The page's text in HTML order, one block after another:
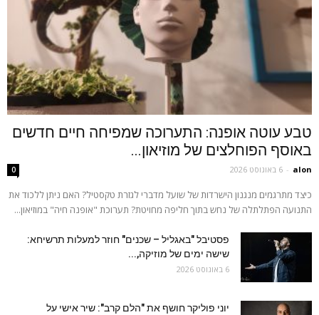
טבע עוטה אופנה: התערוכה שמפיחה חיים חדשים
באוסף הפוחלצים של מוזיאון...
alon
- 6 באוגוסט 2026 0
כיצד מתרגמים מנגנון הישרדות של שועל מדברי לגזרת טקסטיל? האם ניתן ללכוד את
התנועה הפתלתלה של נחש בתוך חליפה מחויטת? תערוכת "אופנה חיה" במוזיאון...
פסטיבל "באגליל – שכנים" חוזר למעלות תרשיחא:
שישה ימים של מוזיקה,...
6 באוגוסט 2026
יוני פוליקר חושף את "הלם קרב": שיר אישי על